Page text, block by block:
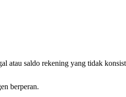
atau saldo rekening yang tidak
berperan.